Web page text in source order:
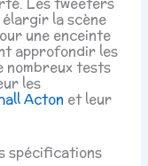
la scène
une enceinte
approfondir les
nombreux tests
les
Acton et leur
spécifications